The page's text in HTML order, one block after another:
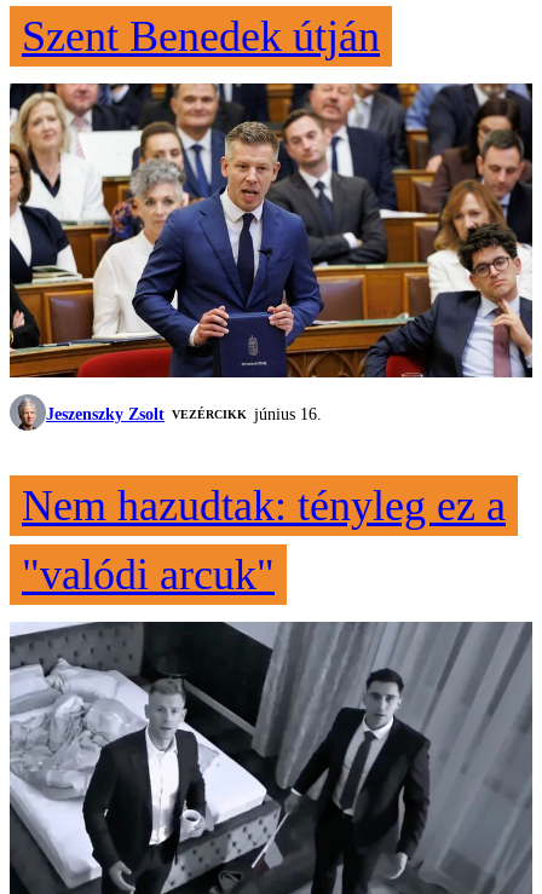
Szent Benedek útján
Jeszenszky Zsolt VEZÉRCIKK június 16.
Nem hazudtak: tényleg ez a
"valódi arcuk"